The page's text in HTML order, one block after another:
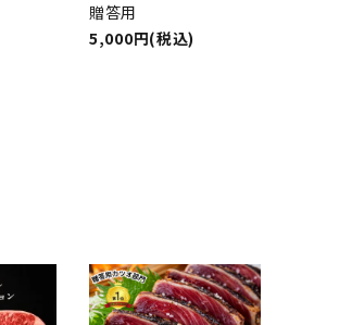
贈答用
5,000円(税込)